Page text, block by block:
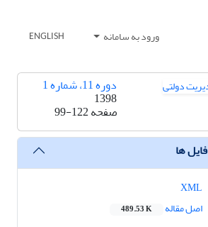
ورود به سامانه ENGLISH
دوره 11، شماره 1
1398
صفحه99-122
فایل ها
اصل مقاله
489.53 K